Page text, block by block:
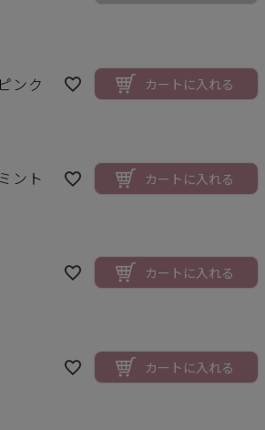
ンク カートに入れる
ント カートに入れる
カートに入れる
カートに入れる